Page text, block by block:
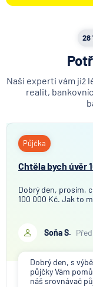
Investice do
Náklady na
Garážové
28
Naši experti vám již
realit,
Půjčka
Chtěla bych úvěr
Dobrý den, prosím,
100 000 Kč. Jak to
Soňa S.
Dobrý den, s
půjčky Vám
náš srovnávač